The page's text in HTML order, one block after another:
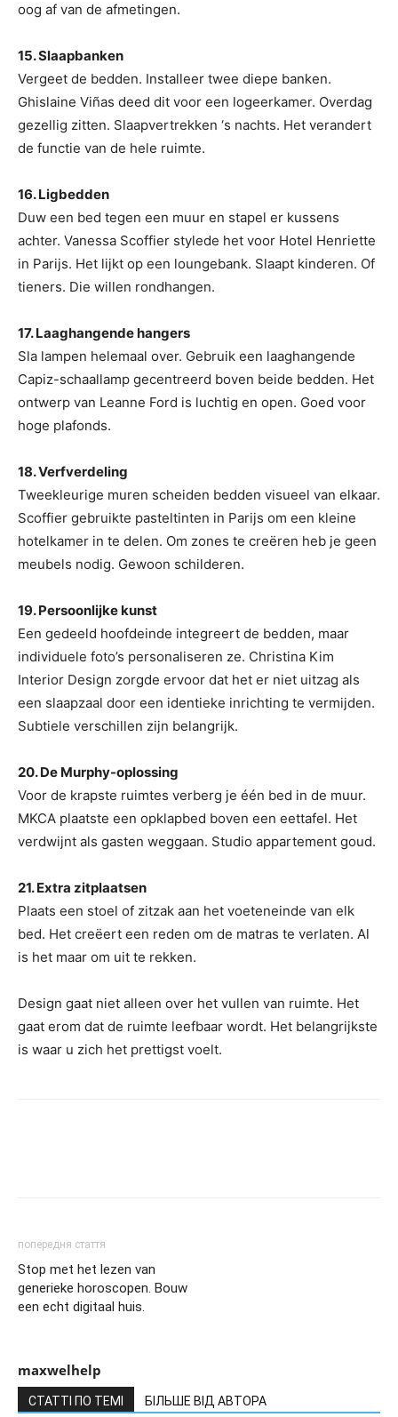
oog af van de afmetingen.
15. Slaapbanken
Vergeet de bedden. Installeer twee diepe banken.
Ghislaine Viñas deed dit voor een logeerkamer. Overdag
gezellig zitten. Slaapvertrekken ‘s nachts. Het verandert
de functie van de hele ruimte.
16. Ligbedden
Duw een bed tegen een muur en stapel er kussens
achter. Vanessa Scoffier stylede het voor Hotel Henriette
in Parijs. Het lijkt op een loungebank. Slaapt kinderen. Of
tieners. Die willen rondhangen.
17. Laaghangende hangers
Sla lampen helemaal over. Gebruik een laaghangende
Capiz-schaallamp gecentreerd boven beide bedden. Het
ontwerp van Leanne Ford is luchtig en open. Goed voor
hoge plafonds.
18. Verfverdeling
Tweekleurige muren scheiden bedden visueel van elkaar.
Scoffier gebruikte pasteltinten in Parijs om een ​​kleine
hotelkamer in te delen. Om zones te creëren heb je geen
meubels nodig. Gewoon schilderen.
19. Persoonlijke kunst
Een gedeeld hoofdeinde integreert de bedden, maar
individuele foto’s personaliseren ze. Christina Kim
Interior Design zorgde ervoor dat het er niet uitzag als
een slaapzaal door een identieke inrichting te vermijden.
Subtiele verschillen zijn belangrijk.
20. De Murphy-oplossing
Voor de krapste ruimtes verberg je één bed in de muur.
MKCA plaatste een opklapbed boven een eettafel. Het
verdwijnt als gasten weggaan. Studio appartement goud.
21. Extra zitplaatsen
Plaats een stoel of zitzak aan het voeteneinde van elk
bed. Het creëert een reden om de matras te verlaten. Al
is het maar om uit te rekken.
Design gaat niet alleen over het vullen van ruimte. Het
gaat erom dat de ruimte leefbaar wordt. Het belangrijkste
is waar u zich het prettigst voelt.
попередня стаття
Stop met het lezen van
generieke horoscopen. Bouw
een echt digitaal huis.
maxwelhelp
СТАТТІ ПО ТЕМІ БІЛЬШЕ ВІД АВТОРА